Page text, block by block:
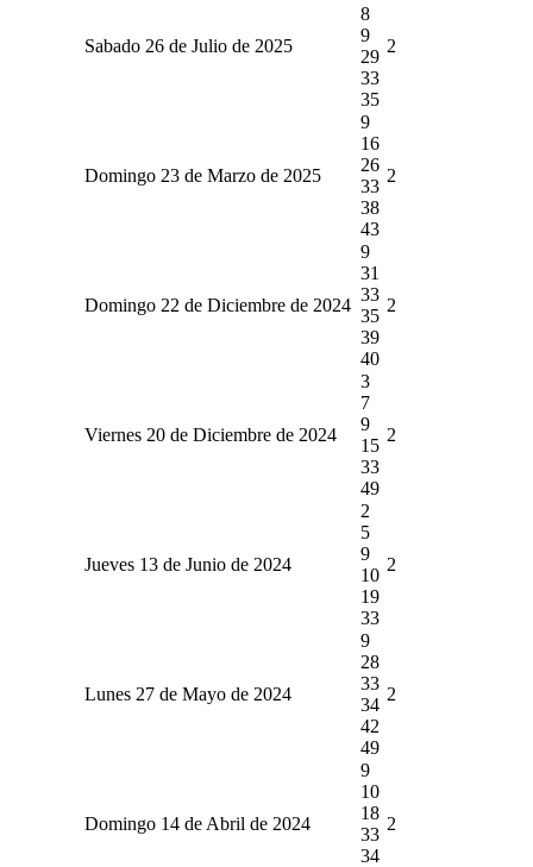
Sabado 26 de Julio de 2025
8
9
29
33
35
2
Domingo 23 de Marzo de 2025
9
16
26
33
38
43
2
Domingo 22 de Diciembre de 2024
9
31
33
35
39
40
2
Viernes 20 de Diciembre de 2024
3
7
9
15
33
49
2
Jueves 13 de Junio de 2024
2
5
9
10
19
33
2
Lunes 27 de Mayo de 2024
9
28
33
34
42
49
2
Domingo 14 de Abril de 2024
9
10
18
33
34
2